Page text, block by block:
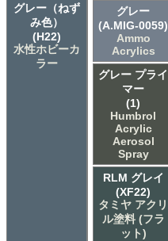
グレー（ねず
み色）
(H22)
水性ホビーカ
ラー
グレー
(A.MIG-0059)
Ammo
Acrylics
グレー プライ
マー
(1)
Humbrol
Acrylic
Aerosol
Spray
RLM グレイ
(XF22)
タミヤ アクリ
ル塗料 (フラ
ット)